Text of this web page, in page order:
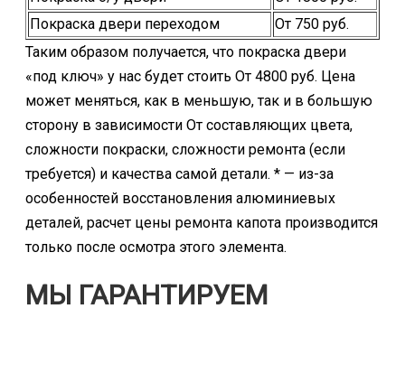
Покраска двери переходом
От 750 руб.
Таким образом получается, что покраска двери
«под ключ» у нас будет стоить От 4800 руб. Цена
может меняться, как в меньшую, так и в большую
сторону в зависимости От составляющих цвета,
сложности покраски, сложности ремонта (если
требуется) и качества самой детали. * — из-за
особенностей восстановления алюминиевых
деталей, расчет цены ремонта капота производится
только после осмотра этого элемента.
МЫ ГАРАНТИРУЕМ